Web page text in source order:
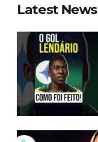
Latest News